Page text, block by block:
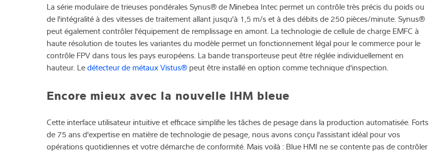
La série modulaire de trieuses pondérales Synus® de Minebea Intec permet un contrôle très précis du poids ou
de l'intégralité à des vitesses de traitement allant jusqu'à 1,5 m/s et à des débits de 250 pièces/minute. Synus®
peut également contrôler l'équipement de remplissage en amont. La technologie de cellule de charge EMFC à
haute résolution de toutes les variantes du modèle permet un fonctionnement légal pour le commerce pour le
contrôle FPV dans tous les pays européens. La bande transporteuse peut être réglée individuellement en
hauteur. Ledétecteur de métaux Vistus® peut être installé en option comme technique d'inspection.
Encore mieux avec la nouvelle IHM bleue
Cette interface utilisateur intuitive et efficace simplifie les tâches de pesage dans la production automatisée. Forts
de 75 ans d'expertise en matière de technologie de pesage, nous avons conçu l'assistant idéal pour vos
opérations quotidiennes et votre démarche de conformité. Mais voilà : Blue HMI ne se contente pas de contrôler